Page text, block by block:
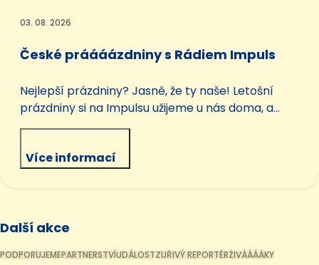
03. 08. 2026
České práááázdniny s Rádiem Impuls
Nejlepší prázdniny? Jasně, že ty naše! Letošní
prázdniny si na Impulsu užijeme u nás doma, a
přesto věříme, že to budou parádní prázdniny
krásnou zemi křížem krážem a budeme v našich
relax, lahůdky, zajímavé…
Více informací
Další akce
PODPORUJEMEPARTNERSTVÍUDÁLOSTZUŘIVÝ REPORTÉRŽIVÁÁÁÁKY